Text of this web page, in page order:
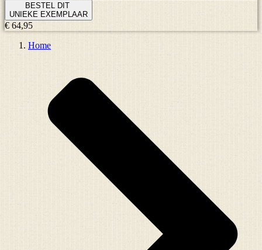
BESTEL DIT
UNIEKE EXEMPLAAR
€ 64,95
Home